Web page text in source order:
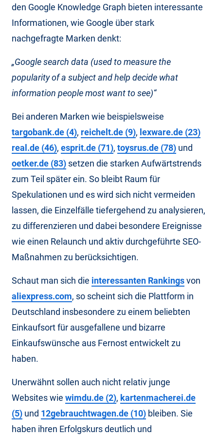
den Google Knowledge Graph bieten interessante
Informationen, wie Google über stark
nachgefragte Marken denkt:
„Google search data (used to measure the
popularity of a subject and help decide what
information people most want to see)“
Bei anderen Marken wie beispielsweise
targobank.de (4), reichelt.de (9), lexware.de (23)
real.de (46), esprit.de (71), toysrus.de (78) und
oetker.de (83) setzen die starken Aufwärtstrends
zum Teil später ein. So bleibt Raum für
Spekulationen und es wird sich nicht vermeiden
lassen, die Einzelfälle tiefergehend zu analysieren,
zu differenzieren und dabei besondere Ereignisse
wie einen Relaunch und aktiv durchgeführte SEO-
Maßnahmen zu berücksichtigen.
Schaut man sich die interessanten Rankingsvon
aliexpress.com, so scheint sich die Plattform in
Deutschland insbesondere zu einem beliebten
Einkaufsort für ausgefallene und bizarre
Einkaufswünsche aus Fernost entwickelt zu
haben.
Unerwähnt sollen auch nicht relativ junge
Websites wie wimdu.de (2), kartenmacherei.de
(5) und 12gebrauchtwagen.de (10) bleiben. Sie
haben ihren Erfolgskurs deutlich und